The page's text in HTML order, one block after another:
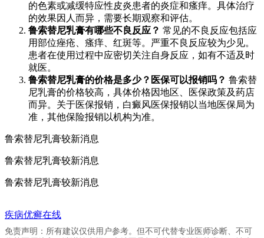
的色素或减缓特应性皮炎患者的炎症和瘙痒。具体治疗
的效果因人而异，需要长期观察和评估。
鲁索替尼乳膏有哪些不良反应？ 常见的不良反应包括应
用部位痤疮、瘙痒、红斑等。严重不良反应较为少见。
患者在使用过程中应密切关注自身反应，如有不适及时
就医。
鲁索替尼乳膏的价格是多少？医保可以报销吗？ 鲁索替
尼乳膏的价格较高，具体价格因地区、医保政策及药店
而异。关于医保报销，白癜风医保报销以当地医保局为
准，其他保险报销以机构为准。
鲁索替尼乳膏较新消息
鲁索替尼乳膏较新消息
鲁索替尼乳膏较新消息
疾病优癣在线
免责声明：所有建议仅供用户参考。但不可代替专业医师诊断、不可